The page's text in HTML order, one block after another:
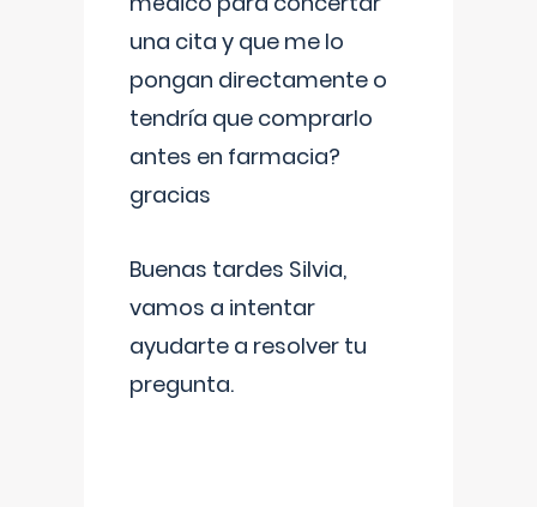
una cita y que me lo
pongan directamente o
tendría que comprarlo
antes en farmacia?
gracias
Buenas tardes Silvia,
vamos a intentar
ayudarte a resolver tu
pregunta.